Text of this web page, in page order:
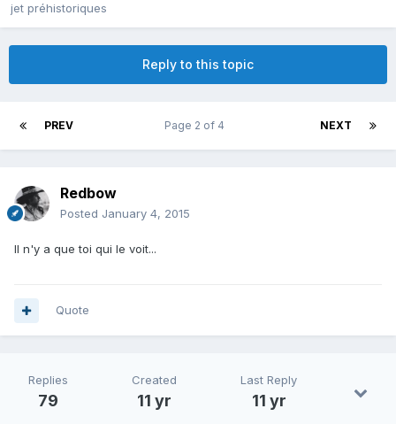
jet préhistoriques
Reply to this topic
PREV NEXT
Page 2 of 4
Redbow
Posted January 4, 2015
Il n'y a que toi qui le voit...
Quote
Replies
79
Created
11 yr
Last Reply
11 yr